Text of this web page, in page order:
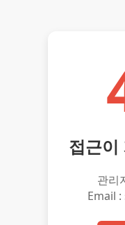
접근이
관리
Email